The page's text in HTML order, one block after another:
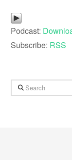
Podcast:
Subscribe: RSS
Search